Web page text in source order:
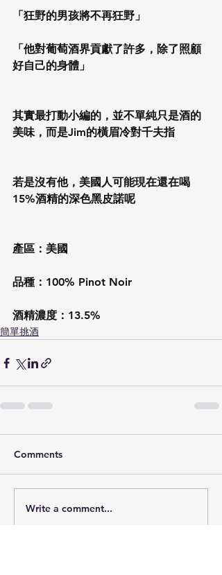
「狂野的男孩將不再狂野」
「他對葡萄酒界貢獻了許多，除了照顧
好自己的身體」
其實最打動小編的，並不單純只是酒的
美味，而是Jim的橫眉冷對千夫指
若是沒有他，美國人可能現在還在喝
15%酒精的深色黑皮諾呢
產區：美國
品種：100% Pinot Noir
酒精濃度：13.5%
簡單挑酒
Comments
Write a comment...